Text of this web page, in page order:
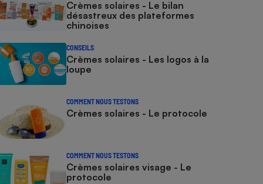
Crèmes solaires - Le bilan
désastreux des plateformes
chinoises
CONSEILS
Crèmes solaires - Les logos à la
loupe
COMMENT NOUS TESTONS
Crèmes solaires - Le protocole
COMMENT NOUS TESTONS
Crèmes solaires visage - Le
protocole